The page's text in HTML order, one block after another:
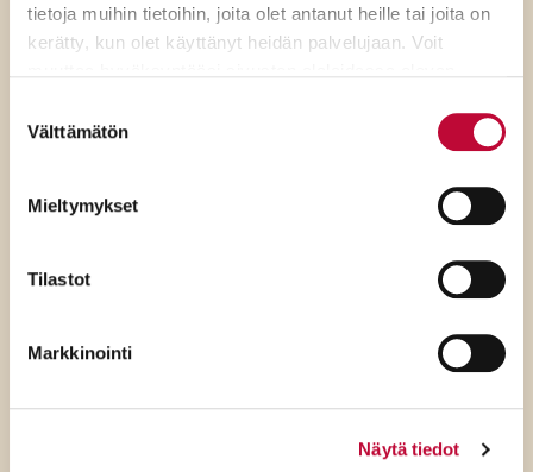
tietoja muihin tietoihin, joita olet antanut heille tai joita on
kerätty, kun olet käyttänyt heidän palvelujaan. Voit
valinta
Välttämätön
Mieltymykset
Tilastot
Markkinointi
Näytä tiedot
SDP:n Tuppurainen:
turvallisuuspolitiikkaan